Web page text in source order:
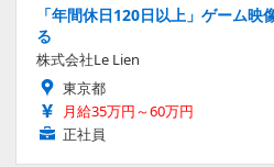
「年間休日120日以上」ゲーム
る
株式会社Le Lien
東京都
月給35万円～60万円
正社員